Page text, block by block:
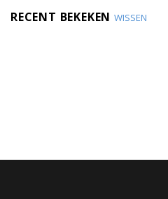
RECENT BEKEKEN WISSEN